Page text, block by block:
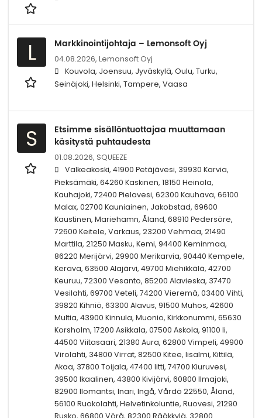
L Markkinointijohtaja – Lemonsoft Oyj
04.08.2026, Lemonsoft Oyj
Kouvola, Joensuu, Jyväskylä, Oulu, Turku,
Seinäjoki, Helsinki, Tampere, Vaasa
S
Etsimme sisällöntuottajaa muuttamaan
käsitystä puhtaudesta
01.08.2026, SQUEEZE
Valkeakoski, 41900 Petäjävesi, 39930 Karvia,
Pieksämäki, 64260 Kaskinen, 18150 Heinola,
Kauhajoki, 72400 Pielavesi, 62300 Kauhava, 66100
Malax, 02700 Kauniainen, Jakobstad, 69600
Kaustinen, Mariehamn, Åland, 68910 Pedersöre,
72600 Keitele, Varkaus, 23200 Vehmaa, 21490
Marttila, 21250 Masku, Kemi, 94400 Keminmaa,
86220 Merijärvi, 29900 Merikarvia, 90440 Kempele,
Kerava, 63500 Alajärvi, 49700 Miehikkälä, 42700
Keuruu, 72300 Vesanto, 85200 Alavieska, 37470
Vesilahti, 69700 Veteli, 74200 Vieremä, 03400 Vihti,
39820 Kihniö, 63300 Alavus, 91500 Muhos, 42600
Multia, 43900 Kinnula, Muonio, Kirkkonummi, 65630
Korsholm, 17200 Asikkala, 07500 Askola, 91100 Ii,
44500 Viitasaari, 21380 Aura, 62800 Vimpeli, 49900
Virolahti, 34800 Virrat, 82500 Kitee, Iisalmi, Kittilä,
Akaa, 37800 Toijala, 47400 Iitti, 74700 Kiuruvesi,
39500 Ikaalinen, 43800 Kivijärvi, 60800 Ilmajoki,
82900 Ilomantsi, Inari, Ingå, Vårdö 22550, Åland,
56100 Ruokolahti, Helvetinkoluntie, Ruovesi, 21290
Rusko, 66800 Vörå, 82300 Rääkkylä, 32800